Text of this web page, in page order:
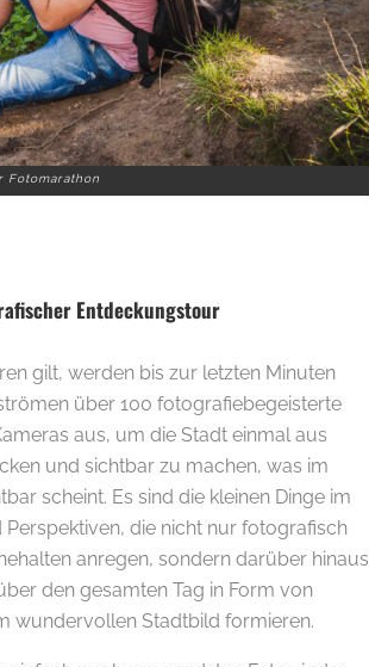
Fotomarathon
Entdeckungstour
gilt, werden bis zur letzten Minuten
über 100 fotografiebegeisterte
aus, um die Stadt einmal aus
und sichtbar zu machen, was im
scheint. Es sind die kleinen Dinge im
die nicht nur fotografisch
anregen, sondern darüber hinaus
den gesamten Tag in Form von
wundervollen Stadtbild formieren.